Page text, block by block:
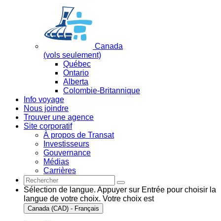
Canada
(vols seulement)
Québec
Ontario
Alberta
Colombie-Britannique
Info voyage
Nous joindre
Trouver une agence
Site corporatif
À propos de Transat
Investisseurs
Gouvernance
Médias
Carrières
Sélection de langue. Appuyer sur Entrée pour choisir la
langue de votre choix. Votre choix est
Canada (CAD) - Français